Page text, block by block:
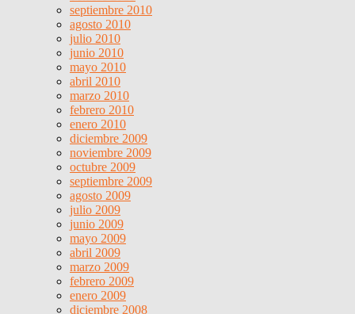
septiembre 2010
agosto 2010
julio 2010
junio 2010
mayo 2010
abril 2010
marzo 2010
febrero 2010
enero 2010
diciembre 2009
noviembre 2009
octubre 2009
septiembre 2009
agosto 2009
julio 2009
junio 2009
mayo 2009
abril 2009
marzo 2009
febrero 2009
enero 2009
diciembre 2008